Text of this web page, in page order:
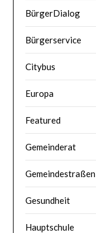
BürgerDialog
Bürgerservice
Citybus
Europa
Featured
Gemeinderat
Gemeindestraßen
Gesundheit
Hauptschule